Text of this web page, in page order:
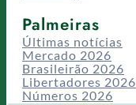
Palmeiras
Últimas notícias
Mercado 2026
Brasileirão 2026
Libertadores 2026
Números 2026